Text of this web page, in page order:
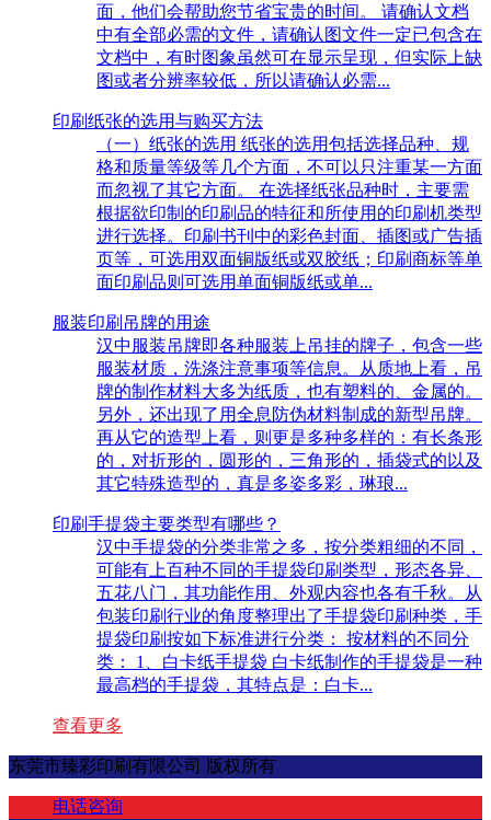
面，他们会帮助您节省宝贵的时间。 请确认文档
中有全部必需的文件，请确认图文件一定已包含在
文档中，有时图象虽然可在显示呈现，但实际上缺
图或者分辨率较低，所以请确认必需...
印刷纸张的选用与购买方法
（一）纸张的选用 纸张的选用包括选择品种、规
格和质量等级等几个方面，不可以只注重某一方面
而忽视了其它方面。 在选择纸张品种时，主要需
根据欲印制的印刷品的特征和所使用的印刷机类型
进行选择。印刷书刊中的彩色封面、插图或广告插
页等，可选用双面铜版纸或双胶纸；印刷商标等单
面印刷品则可选用单面铜版纸或单...
服装印刷吊牌的用途
汉中服装吊牌即各种服装上吊挂的牌子，包含一些
服装材质，洗涤注意事项等信息。从质地上看，吊
牌的制作材料大多为纸质，也有塑料的、金属的。
另外，还出现了用全息防伪材料制成的新型吊牌。
再从它的造型上看，则更是多种多样的：有长条形
的，对折形的，圆形的，三角形的，插袋式的以及
其它特殊造型的，真是多姿多彩，琳琅...
印刷手提袋主要类型有哪些？
汉中手提袋的分类非常之多，按分类粗细的不同，
可能有上百种不同的手提袋印刷类型，形态各异、
五花八门，其功能作用、外观内容也各有千秋。从
包装印刷行业的角度整理出了手提袋印刷种类，手
提袋印刷按如下标准进行分类： 按材料的不同分
类： 1、白卡纸手提袋 白卡纸制作的手提袋是一种
最高档的手提袋，其特点是：白卡...
查看更多
东莞市臻彩印刷有限公司 版权所有
电话咨询